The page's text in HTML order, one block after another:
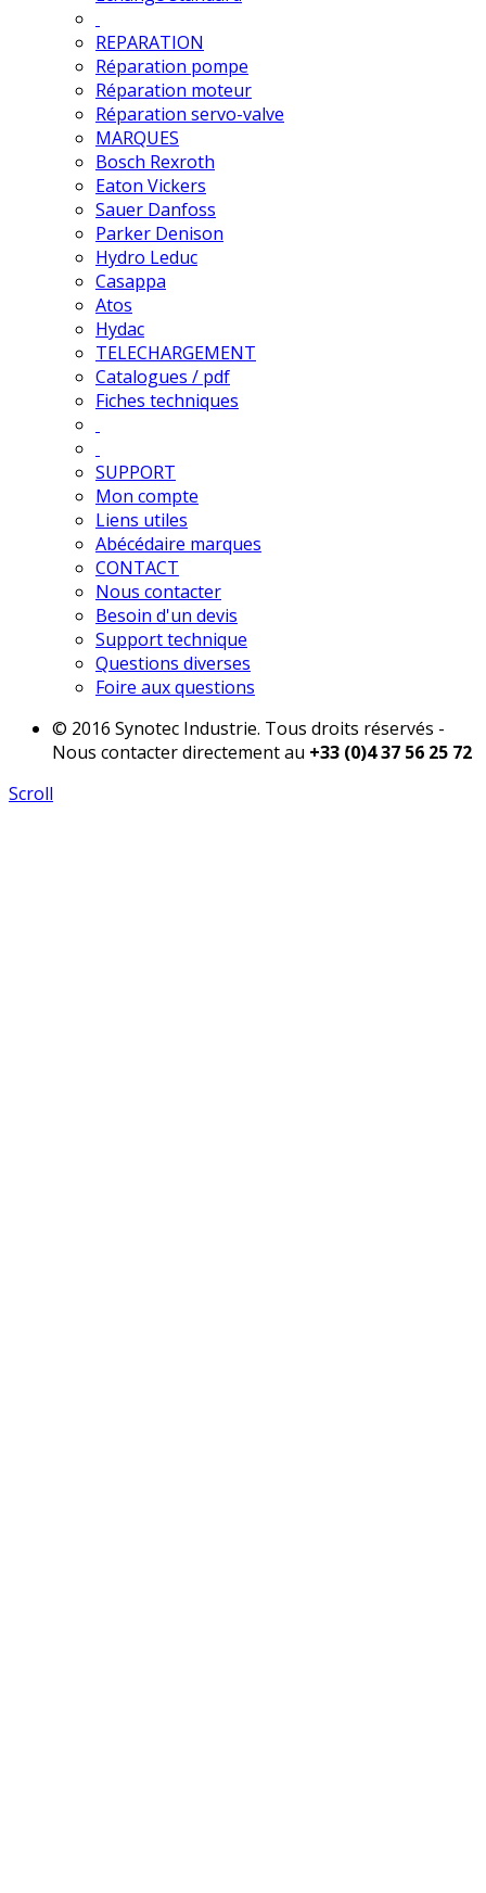
REPARATION
Réparation pompe
Réparation moteur
Réparation servo-valve
MARQUES
Bosch Rexroth
Eaton Vickers
Sauer Danfoss
Parker Denison
Hydro Leduc
Casappa
Atos
Hydac
TELECHARGEMENT
Catalogues / pdf
Fiches techniques
SUPPORT
Mon compte
Liens utiles
Abécédaire marques
CONTACT
Nous contacter
Besoin d'un devis
Support technique
Questions diverses
Foire aux questions
© 2016 Synotec Industrie. Tous droits réservés -
Nous contacter directement au +33 (0)4 37 56 25 72
Scroll